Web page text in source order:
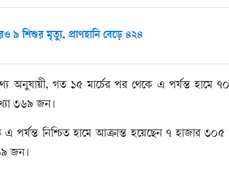
৯ শিশুর মৃত্যু, প্রাণহানি বেড়ে ৪২৪
তথ্য অনুযায়ী, গত ১৫ মার্চের পর থেকে এ পর্যন্ত
৩৬৯ জন।
এ পর্যন্ত নিশ্চিত হামে আক্রান্ত হয়েছেন ৭ হাজার
জন।